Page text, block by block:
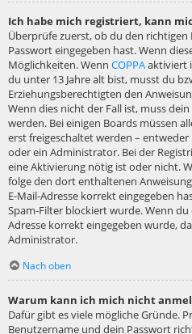
Ich habe mich registriert, kann
Überprüfe zuerst, ob du den
Passwort eingegeben hast. Wenn
Möglichkeiten. Wenn COPPAaktiviert
du unter 13 Jahre alt bist, musst du
Erziehungsberechtigten den
Wenn dies nicht der Fall ist, muss
werden. Bei einigen Boards müssen
erst freigeschaltet werden –
oder ein Administrator. Bei der
eine Aktivierung nötig ist oder nicht.
folge den dort enthaltenen
E-Mail-Adresse korrekt eingegeben
Spam-Filter blockiert wurde. Wenn du
Adresse korrekt eingegeben wurde,
Administrator.
Nach oben
Warum kann ich mich nicht
Dafür gibt es viele mögliche Gründe.
Benutzername und dein Passwort